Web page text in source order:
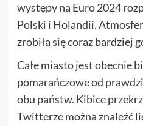
występy na Euro 2024
Polski i Holandii.
zrobiła się coraz bardziej
Całe miasto jest obecnie
pomarańczowe od
obu państw. Kibice
Twitterze można znaleźć